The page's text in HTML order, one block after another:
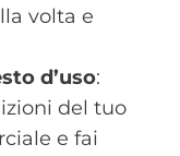
volta e
d’uso:
del tuo
e fai